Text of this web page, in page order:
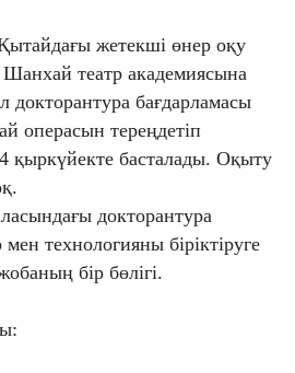
жетекші өнер оқу
театр академиясына
бағдарламасы
операсын тереңдетіп
қыркүйекте басталады. Оқыту
докторантура
технологияны біріктіруге
бір бөлігі.